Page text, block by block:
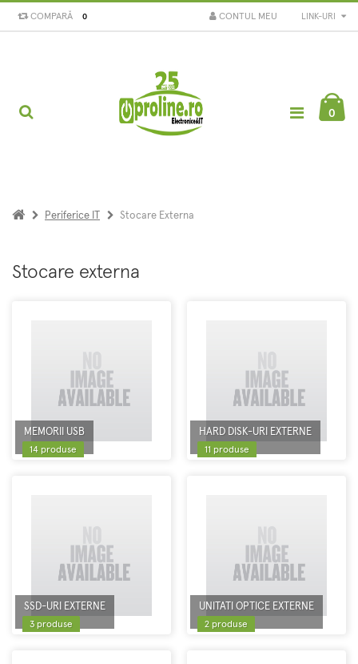
COMPARĂ 0 LINK-URI
CONTUL MEU
0
Periferice IT Stocare Externa
Stocare externa
MEMORII USB
14 produse
HARD DISK-URI EXTERNE
11 produse
SSD-URI EXTERNE
3 produse
UNITATI OPTICE EXTERNE
2 produse